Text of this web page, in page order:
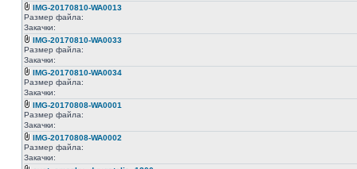
IMG-20170810-WA0013
Размер файла:
Закачки:
IMG-20170810-WA0033
Размер файла:
Закачки:
IMG-20170810-WA0034
Размер файла:
Закачки:
IMG-20170808-WA0001
Размер файла:
Закачки:
IMG-20170808-WA0002
Размер файла:
Закачки: